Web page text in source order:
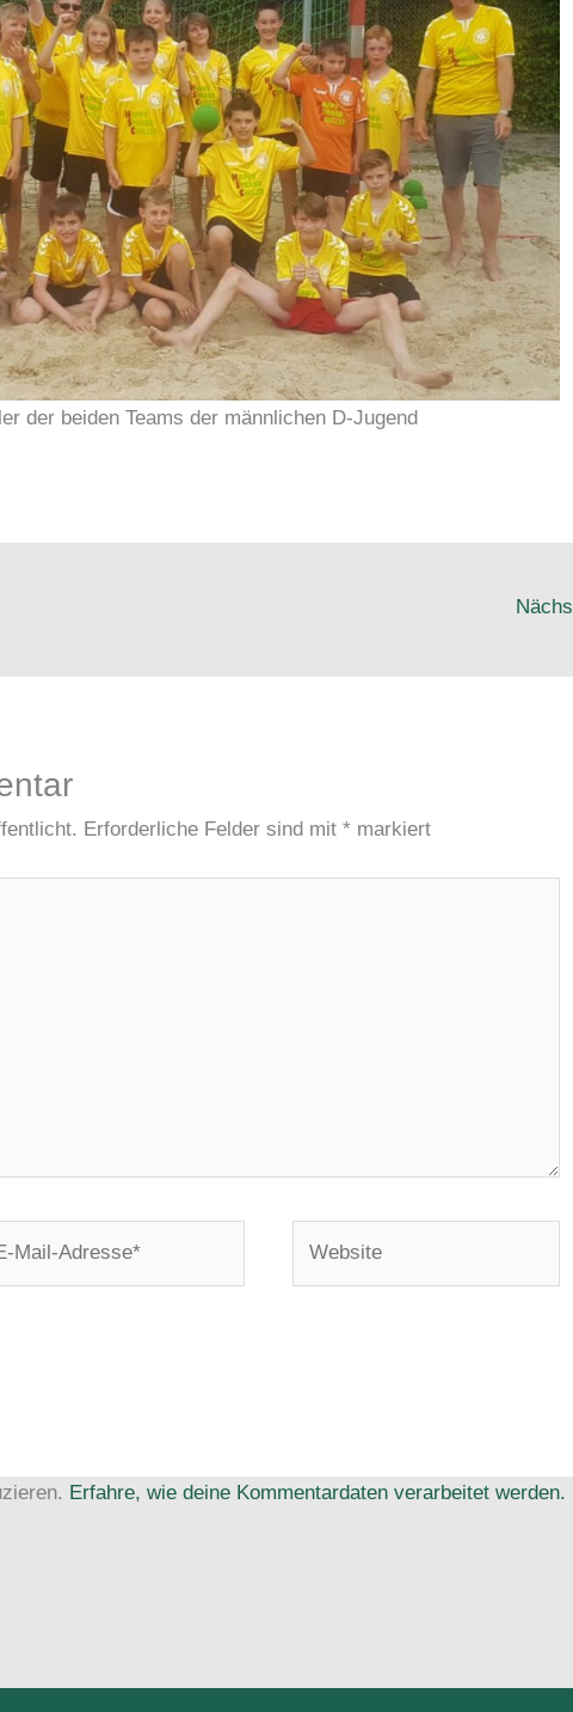
der beiden Teams der männlichen D-Jugend
Erforderliche Felder sind mit* markiert
Erfahre, wie deine Kommentardaten verarbeitet werden.